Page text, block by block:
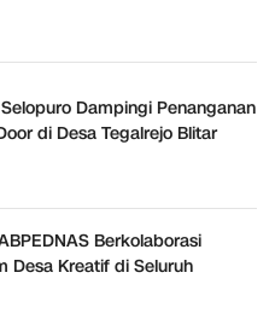
Dampingi Penanganan
di Desa Tegalrejo Blitar
Berkolaborasi
Desa Kreatif di Seluruh